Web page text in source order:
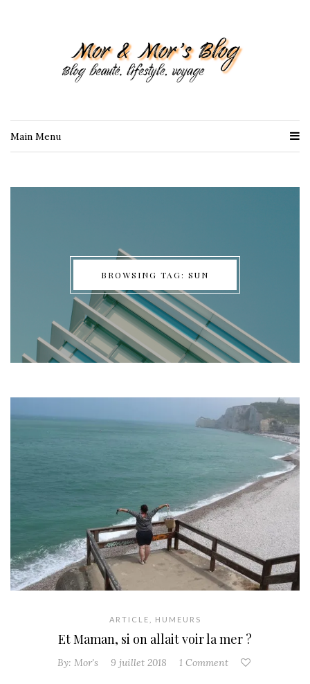
Main Menu
BROWSING TAG: SUN
ARTICLE HUMEURS
Et Maman, si on allait voir la mer ?
By: Mor's 9 juillet 2018 1 Comment